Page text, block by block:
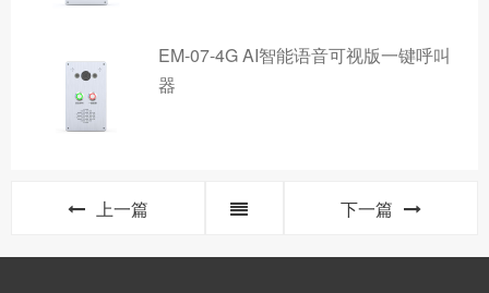
EM-07-4G AI智能语音可视版一键呼叫
器
上一篇 下一篇